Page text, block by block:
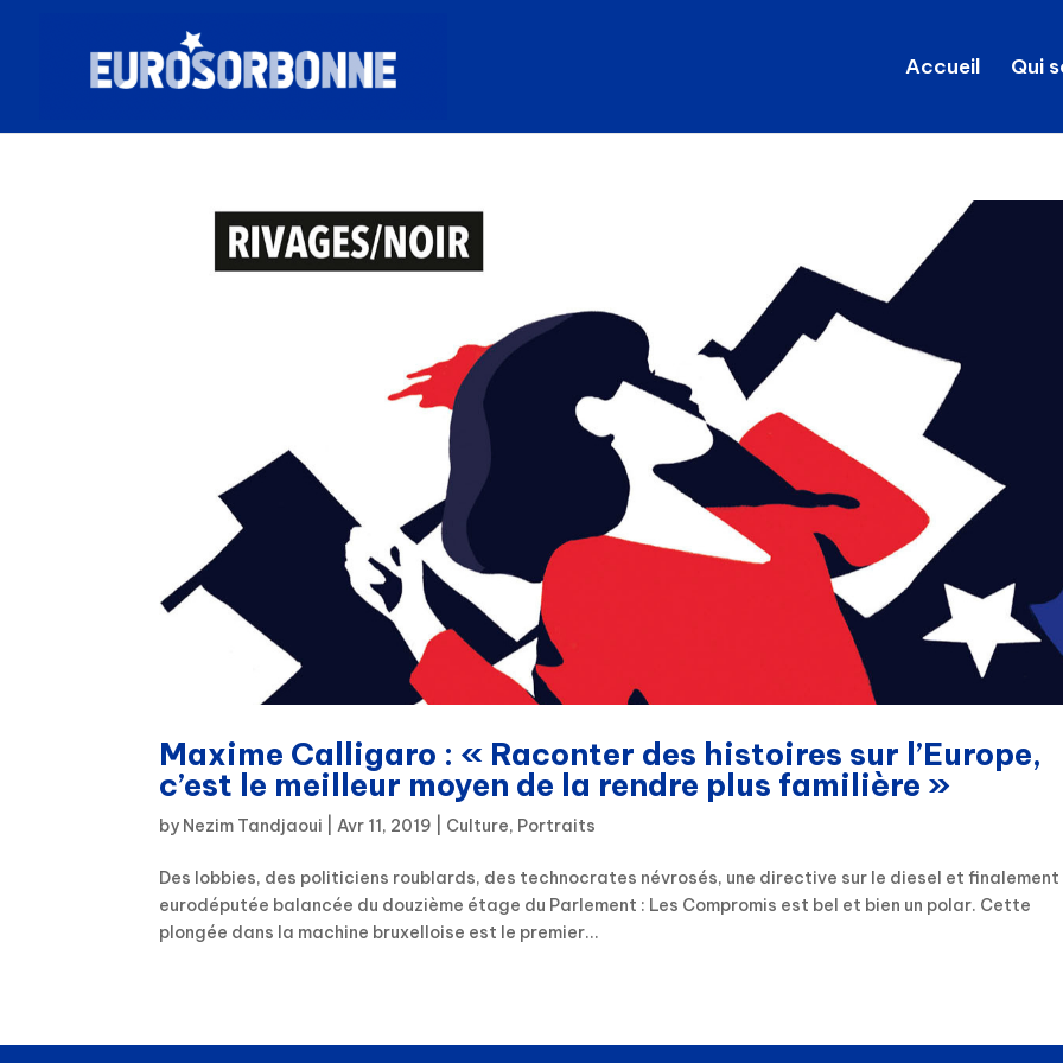
Accueil Qui
Maxime Calligaro : « Raconter des histoires sur l’Europe,
c’est le meilleur moyen de la rendre plus familière »
by Nezim Tandjaoui |Avr 11, 2019 Culture, Portraits
Des lobbies, des politiciens roublards, des technocrates névrosés, une directive sur le diesel et finalement
eurodéputée balancée du douzième étage du Parlement : Les Compromis est bel et bien un polar. Cette
plongée dans la machine bruxelloise est le premier...